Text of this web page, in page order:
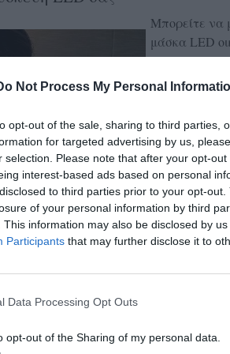
Not Process My Personal
opt-out of the sale, sharing to third parties,
for targeted advertising by us,
selection. Please note that after your opt-
interest-based ads based on personal
to third parties prior to your opt-
of your personal information by third
This information may also be disclosed by
Participants that may further disclose it to
Data Processing Opt Outs
opt-out of the Sharing of my personal data.
Μπορείτε να
μάσκα LED
οποιοδήποτε
που
είναι
θεραπεία,
και στο πάνω
Είναι
ηλιακό
αποτέλεσμα,
απώλεια
είναι πολύ
στήθος.